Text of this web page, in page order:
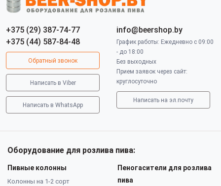
+375 (29) 387-74-77
+375 (44) 587-84-48
Обратный звонок
Написать в Viber
Написать в WhatsApp
info@beershop.by
График работы: Ежедневно с 09:00
- до 18:00
Без выходных
Прием заявок через сайт:
круглосуточно
Написать на эл.почту
Оборудование для розлива пива:
Пивные колонны
Колонны на 1-2 сорт
Пеногасители для розлива
пива